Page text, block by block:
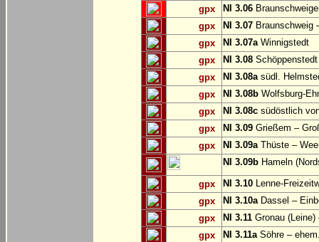
gpx NI 3.06
gpx
NI 3.07 Braunschweig
gpx
NI 3.07aWinnigstedt
gpx
NI 3.08
gpx
NI 3.08asüdl.
gpx
NI 3.08b Wolfsburg-
gpx
NI 3.08c südöstlich
gpx
NI 3.09 Grießem –
gpx
NI 3.09aThüste –
NI 3.09b Hameln
gpx NI 3.10 Lenne-
gpx
NI 3.10aDassel –
gpx
NI 3.11 Gronau
gpx
NI 3.11aSöhre –